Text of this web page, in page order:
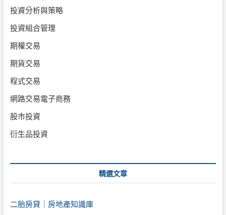
投資分析與策略
投資組合管理
期權交易
期貨交易
程式交易
網路交易電子商務
股市投資
衍生品投資
精選文章
二胎房貸｜房地產知識庫